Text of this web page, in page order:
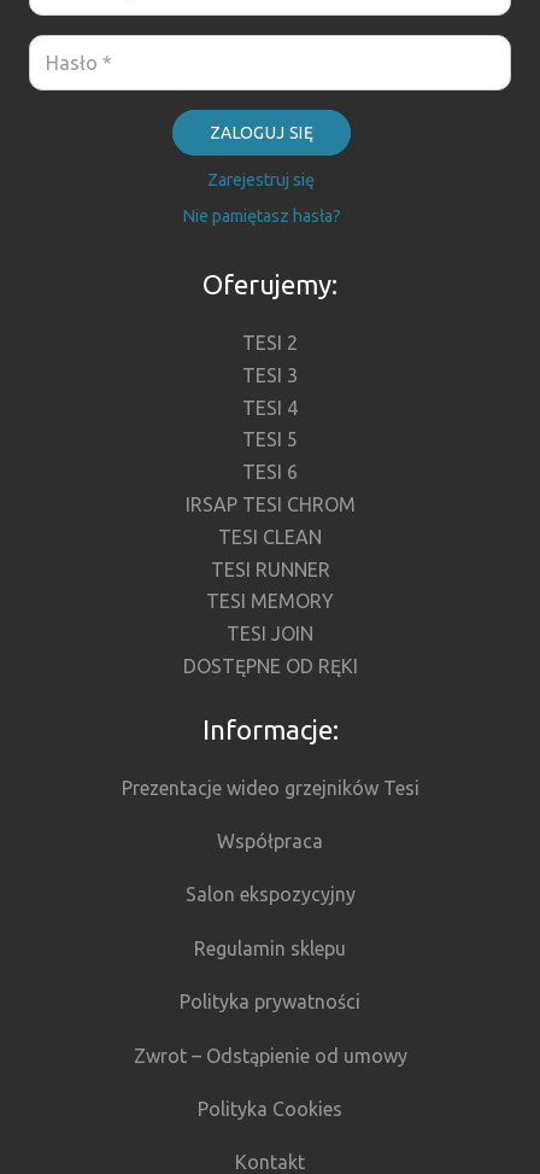
ZALOGUJ SIĘ
Zarejestruj się
Nie pamiętasz hasła?
Oferujemy:
TESI 2
TESI 3
TESI 4
TESI 5
TESI 6
IRSAP TESI CHROM
TESI CLEAN
TESI RUNNER
TESI MEMORY
TESI JOIN
DOSTĘPNE OD RĘKI
Informacje:
Prezentacje wideo grzejników Tesi
Współpraca
Salon ekspozycyjny
Regulamin sklepu
Polityka prywatności
Zwrot – Odstąpienie od umowy
Polityka Cookies
Kontakt